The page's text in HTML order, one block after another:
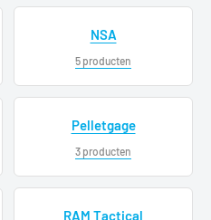
NSA
5 producten
Pelletgage
3 producten
RAM Tactical